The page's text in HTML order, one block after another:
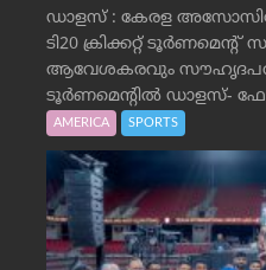
ഡാളസ് : കേരള
ടി20 ക്രിക്കറ്റ് ടൂർണമെന്റ്
ആവേശകരവും
ടൂർണമെന്റിൽ ഡാളസ്-
AMERICA SPORTS